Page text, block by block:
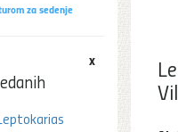
za sedenje
x